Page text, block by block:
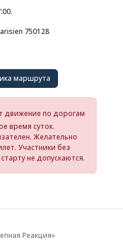
750128
маршрута
движение по дорогам
время суток.
Желательно
Участники без
не допускаются.
Реакция»